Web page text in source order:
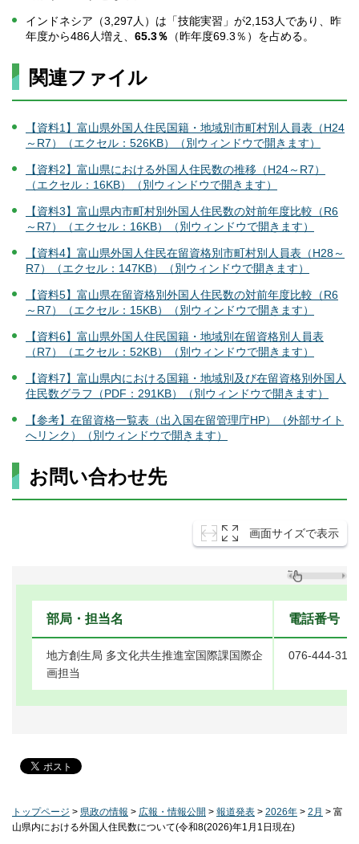
インドネシア（3,297人）は「技能実習」が2,153人であり、昨
年度から486人増え、 65.3％ （昨年度69.3％）を占める。
関連ファイル
【資料1】富山県外国人住民国籍・地域別市町村別人員表（H24
～R7）（エクセル：526KB）（別ウィンドウで開きます）
【資料2】富山県における外国人住民数の推移（H24～R7）
（エクセル：16KB）（別ウィンドウで開きます）
【資料3】富山県内市町村別外国人住民数の対前年度比較（R6
～R7）（エクセル：16KB）（別ウィンドウで開きます）
【資料4】富山県外国人住民在留資格別市町村別人員表（H28～
R7）（エクセル：147KB）（別ウィンドウで開きます）
【資料5】富山県在留資格別外国人住民数の対前年度比較（R6
～R7）（エクセル：15KB）（別ウィンドウで開きます）
【資料6】富山県外国人住民国籍・地域別在留資格別人員表
（R7）（エクセル：52KB）（別ウィンドウで開きます）
【資料7】富山県内における国籍・地域別及び在留資格別外国人
住民数グラフ（PDF：291KB）（別ウィンドウで開きます）
【参考】在留資格一覧表（出入国在留管理庁HP）（外部サイト
へリンク）（別ウィンドウで開きます）
お問い合わせ先
画面サイズで表示
部局・担当名 電話番号
地方創生局 多文化共生推進室国際課国際企
画担当
076-444-
トップページ > 県政の情報 > 広報・情報公開 > 報道発表 > 2026年 > 2月 > 富
山県内における外国人住民数について(令和8(2026)年1月1日現在)